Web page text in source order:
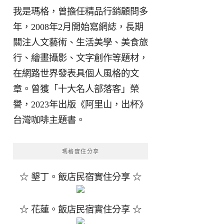
我是瑪格，曾擔任精品行銷顧問多
年，2008年2月開始寫網誌，長期
關注人文藝術、生活美學、美食旅
行、繪畫攝影、文字創作等題材，
在網路世界發表具個人風格的文
章。曾獲「十大名人部落客」榮
譽，2023年出版《阿里山，出杯》
台灣咖啡主題書。
瑪格實住分享
☆ 墾丁。飯店民宿實住分享 ☆
☆ 花蓮。飯店民宿實住分享 ☆